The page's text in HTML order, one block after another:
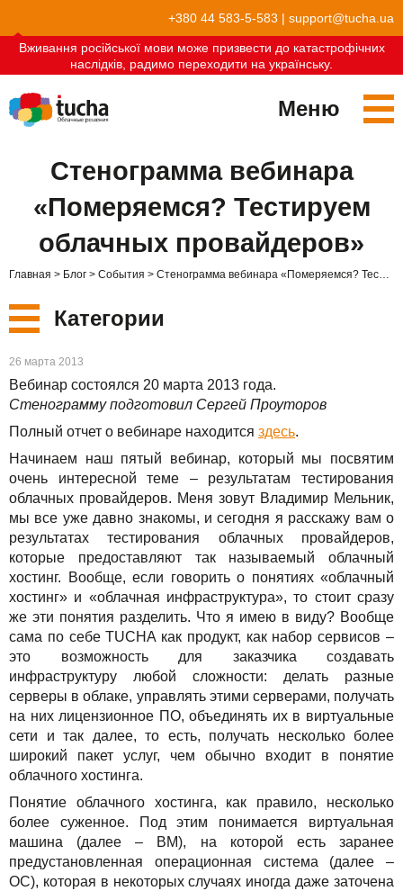
+380 44 583-5-583 | support@tucha.ua
Вживання російської мови може призвести до катастрофічних
наслідків, радимо переходити на українську.
Меню
TuchaFlex+
TuchaBit+
TuchaMetal
TuchaHosting
TuchaSync
Бухгалтерия в облаке
Облака для e-commerce
Хостинг сайтов-конструкторов
Реселінг хостингу
Партнёрство
Стать партнёром
Отзывы
Компания
Контакты
Стенограмма вебинара
«Померяемся? Тестируем
облачных провайдеров»
Главная Блог События Стенограмма вебинара «Померяемся? Тестируем облачных провайдеров»
Категории
Новые
Сервисы
Для бизнеса
Техподдержка
Инструкции
FAQ
Интервью
Авторская колонка
События
Праздники
Акции
26 марта 2013
Вебинар состоялся 20 марта 2013 года.
Стенограмму подготовил Сергей Проуторов
Полный отчет о вебинаре находится здесь.
Начинаем наш пятый вебинар, который мы посвятим
очень интересной теме – результатам тестирования
облачных провайдеров. Меня зовут Владимир Мельник,
мы все уже давно знакомы, и сегодня я расскажу вам о
результатах тестирования облачных провайдеров,
которые предоставляют так называемый облачный
хостинг. Вообще, если говорить о понятиях «облачный
хостинг» и «облачная инфраструктура», то стоит сразу
же эти понятия разделить. Что я имею в виду? Вообще
сама по себе TUCHA как продукт, как набор сервисов –
это возможность для заказчика создавать
инфраструктуру любой сложности: делать разные
серверы в облаке, управлять этими серверами, получать
на них лицензионное ПО, объединять их в виртуальные
сети и так далее, то есть, получать несколько более
широкий пакет услуг, чем обычно входит в понятие
облачного хостинга.
Понятие облачного хостинга, как правило, несколько
более суженное. Под этим понимается виртуальная
машина (далее – ВМ), на которой есть заранее
предустановленная операционная система (далее –
ОС), которая в некоторых случаях иногда даже заточена